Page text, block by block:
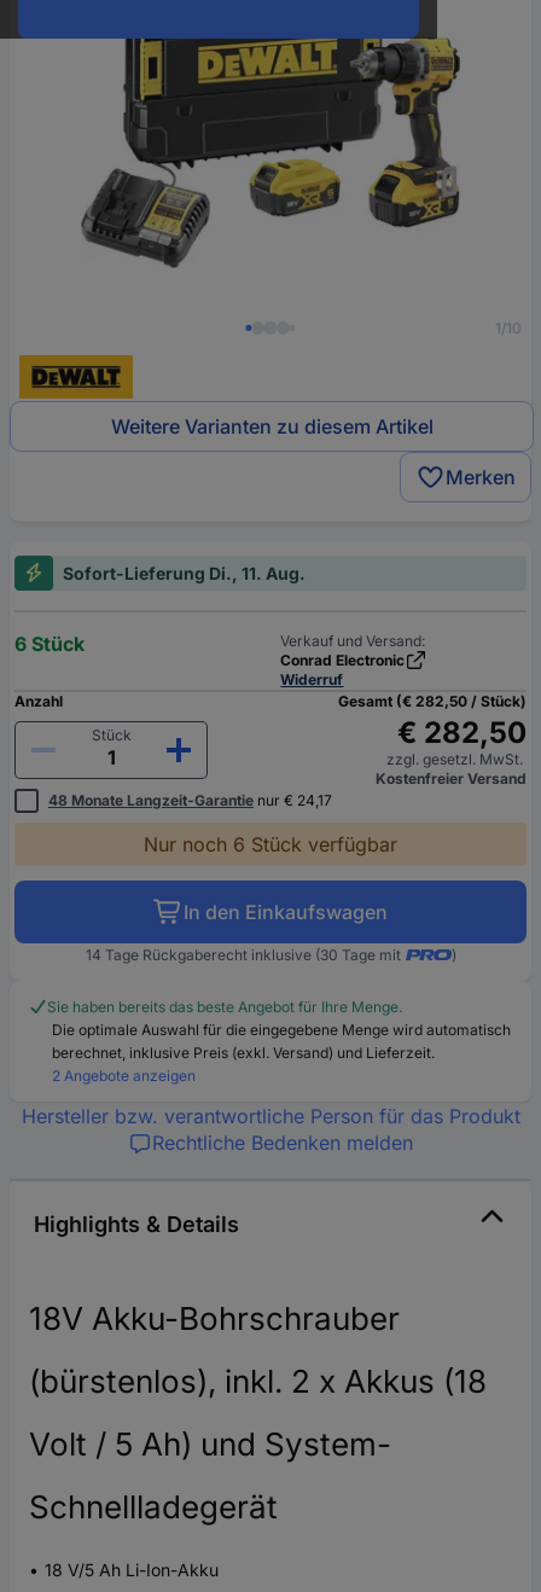
1/10
Weitere Varianten zu diesem Artikel
Merken
Sofort-Lieferung Di., 11. Aug.
6 Stück
Verkauf und Versand:
Conrad Electronic
Widerruf
Anzahl
Stück
Gesamt (€ 282,50 / Stück)
€ 282,50
zzgl. gesetzl. MwSt.
Kostenfreier Versand
48 Monate Langzeit-Garantie nur € 24,17
Nur noch 6 Stück verfügbar
In den Einkaufswagen
14 Tage Rückgaberecht inklusive (30 Tage mit )
Sie haben bereits das beste Angebot für Ihre Menge.
Die optimale Auswahl für die eingegebene Menge wird automatisch
berechnet, inklusive Preis (exkl. Versand) und Lieferzeit.
2 Angebote anzeigen
Hersteller bzw. verantwortliche Person für das Produkt
Rechtliche Bedenken melden
Highlights & Details
18V Akku-Bohrschrauber
(bürstenlos), inkl. 2 x Akkus (18
Volt / 5 Ah) und System-
Schnellladegerät
18 V/5 Ah Li-Ion-Akku